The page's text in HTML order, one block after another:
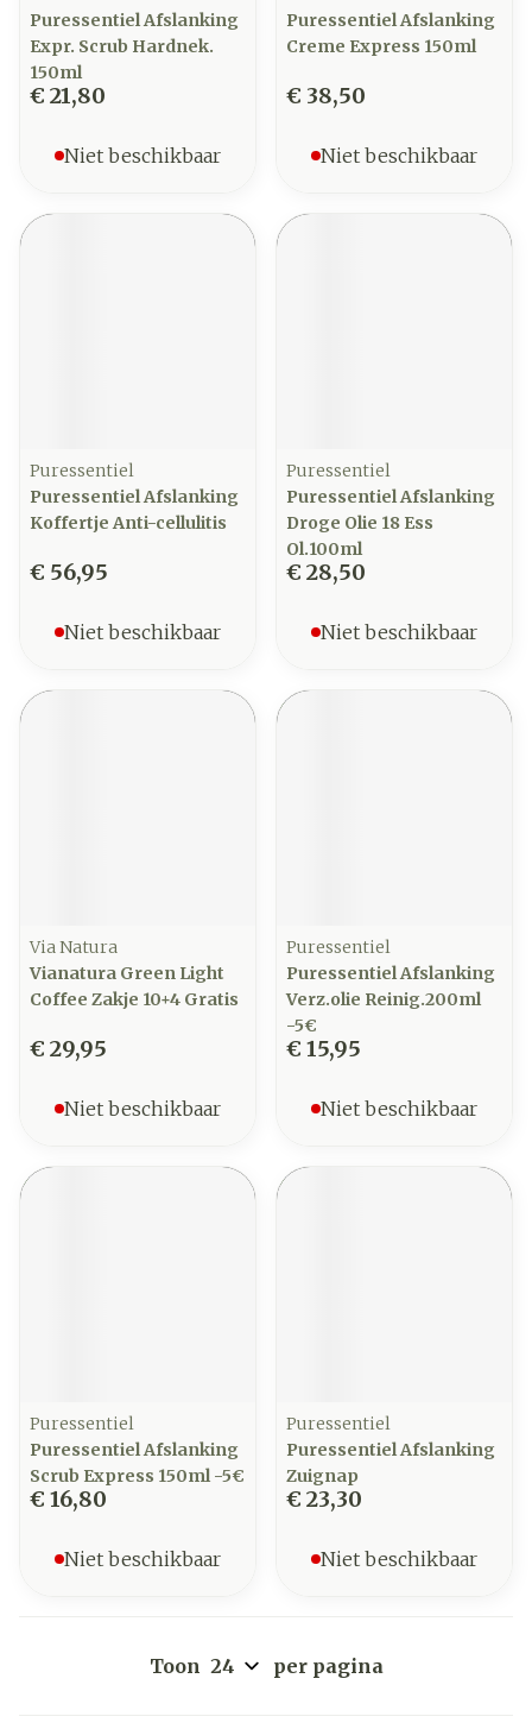
Puressentiel Afslanking
Expr. Scrub Hardnek.
150ml
€ 21,80
Niet beschikbaar
Puressentiel Afslanking
Creme Express 150ml
€ 38,50
Niet beschikbaar
Puressentiel
Puressentiel Afslanking
Koffertje Anti-cellulitis
€ 56,95
Niet beschikbaar
Puressentiel
Puressentiel Afslanking
Droge Olie 18 Ess
Ol.100ml
€ 28,50
Niet beschikbaar
Via Natura
Vianatura Green Light
Coffee Zakje 10+4 Gratis
€ 29,95
Niet beschikbaar
Puressentiel
Puressentiel Afslanking
Verz.olie Reinig.200ml
-5€
€ 15,95
Niet beschikbaar
Puressentiel
Puressentiel Afslanking
Scrub Express 150ml -5€
€ 16,80
Niet beschikbaar
Puressentiel
Puressentiel Afslanking
Zuignap
€ 23,30
Niet beschikbaar
Toon per pagina